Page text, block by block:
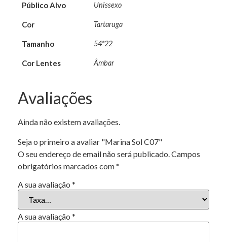
Público Alvo Unissexo
Cor Tartaruga
Tamanho 54*22
Cor Lentes Âmbar
Avaliações
Ainda não existem avaliações.
Seja o primeiro a avaliar "Marina Sol C07"
O seu endereço de email não será publicado. Campos
obrigatórios marcados com*
A sua avaliação *
A sua avaliação *